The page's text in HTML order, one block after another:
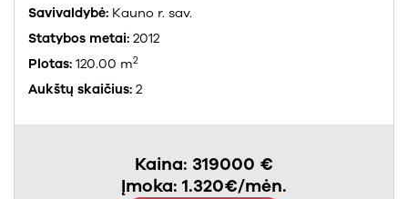
Savivaldybė: Kauno r. sav.
Statybos metai: 2012
Plotas: 120.00 m2
Aukštų skaičius: 2
Kaina: 319000 €
Įmoka: 1.320€/mėn.